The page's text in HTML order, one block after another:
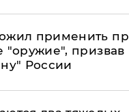
применить
"оружие", призвав
России